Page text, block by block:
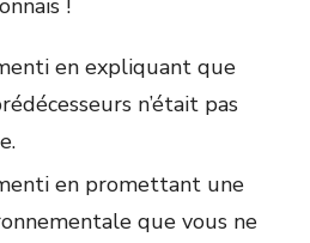
!
en expliquant que
n’était pas
en promettant une
que vous ne